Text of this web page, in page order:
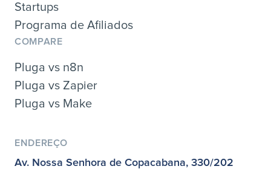
Startups
Programa de Afiliados
COMPARE
Pluga vs n8n
Pluga vs Zapier
Pluga vs Make
ENDEREÇO
Av. Nossa Senhora de Copacabana, 330/202